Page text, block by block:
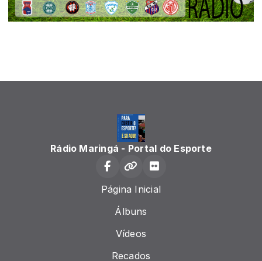
Rádio Maringá - Portal do Esporte
Página Inicial
Álbuns
Vídeos
Recados